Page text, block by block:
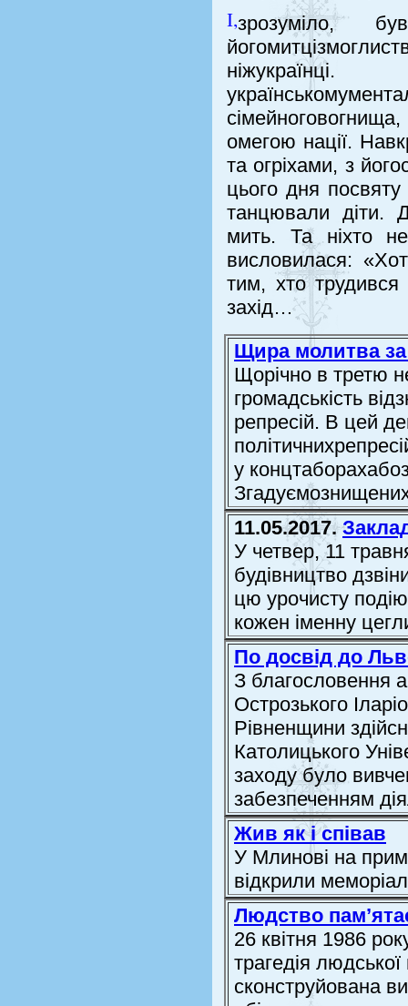
І,зрозуміло,
омегою нації.
та огріхами, з
цього дня посвяту
танцювали діти.
мить. Та ніхто
висловилася:
тим, хто
захід…
Щира молитва за
Щорічно в третю
громадськість
репресій. В цей
у
11.05.2017.
У четвер, 11
будівництво
цю урочисту
кожен іменну
По досвід до
З благословення
Острозького
Рівненщини
Католицького
заходу було
забезпеченням
Жив як і співав
У Млинові на
відкрили
Людство
26 квітня 1986
трагедія
сконструйована